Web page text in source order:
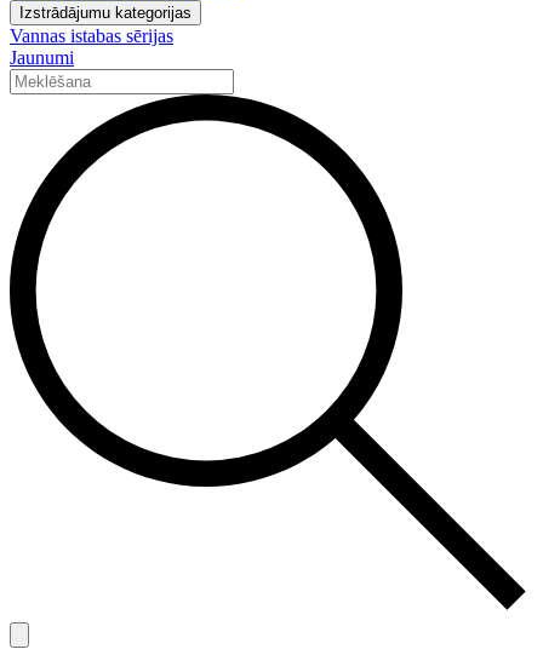
Izstrādājumu kategorijas
Vannas istabas sērijas
Jaunumi